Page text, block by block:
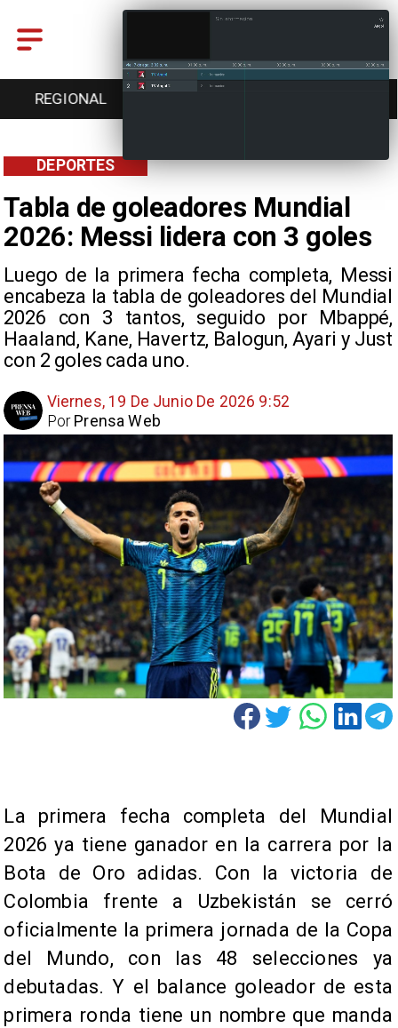
ENTRETENCIÓN
Tabla de goleadores Mundial
2026: Messi lidera con 3 goles
Luego de la primera fecha completa, Messi
encabeza la tabla de goleadores del Mundial
2026 con 3 tantos, seguido por Mbappé,
Haaland, Kane, Havertz, Balogun, Ayari y Just
con 2 goles cada uno.
DEPORTES
Viernes, 19 De Junio De 2026 9:52
Prensa Web
Por
La primera fecha completa del Mundial
2026 ya tiene ganador en la carrera por la
Bota de Oro adidas. Con la victoria de
Colombia frente a Uzbekistán se cerró
oficialmente la primera jornada de la Copa
del Mundo, con las 48 selecciones ya
debutadas. Y el balance goleador de esta
primera ronda tiene un nombre que manda